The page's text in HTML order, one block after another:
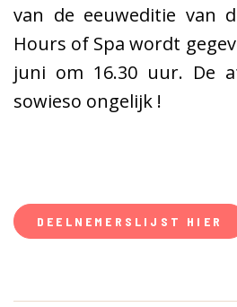
van de eeuweditie van
Hours of Spa wordt
juni om 16.30 uur. De
sowieso ongelijk !
DEELNEMERSLIJST HIER